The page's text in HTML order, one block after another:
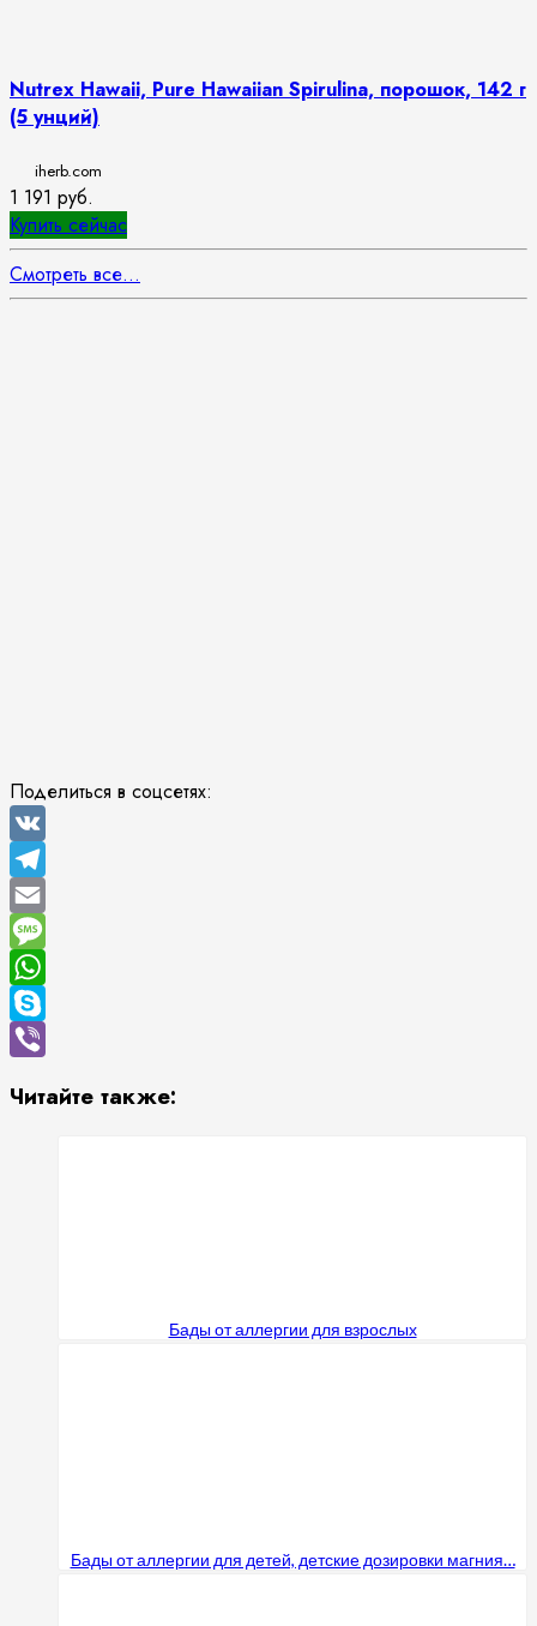
Nutrex Hawaii, Pure Hawaiian Spirulina, порошок, 142 г
(5 унций)
iherb.com
1 191 руб.
Купить сейчас
Смотреть все...
Поделиться в соцсетях:
VK
Telegram
Email
Message
WhatsApp
Skype
Читайте также:
Бады от аллергии для взрослых
Бады от аллергии для детей, детские дозировки магния…